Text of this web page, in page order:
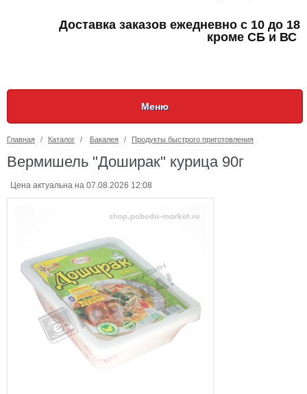
Доставка заказов ежедневно с 10 до 18
кроме СБ и ВС
Меню
Главная / Каталог / Бакалея / Продукты быстрого приготовления
Вермишель "Доширак" курица 90г
Цена актуальна на 07.08.2026 12:08